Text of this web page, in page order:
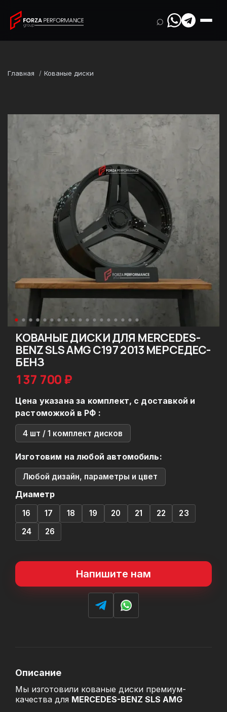
⌕
Главная Кованые диски
КОВАНЫЕ ДИСКИ ДЛЯ MERCEDES-
BENZ SLS AMG C197 2013 МЕРСЕДЕС-
БЕНЗ
137 700 ₽
Цена указана за комплект, с доставкой и
растоможкой в РФ :
4 шт / 1 комплект дисков
Изготовим на любой автомобиль:
Любой дизайн, параметры и цвет
Диаметр
16 17 18 19 20 21 22
23
24
26
Напишите нам
Описание
Мы изготовили кованые диски премиум-
качества для MERCEDES-BENZ SLS AMG